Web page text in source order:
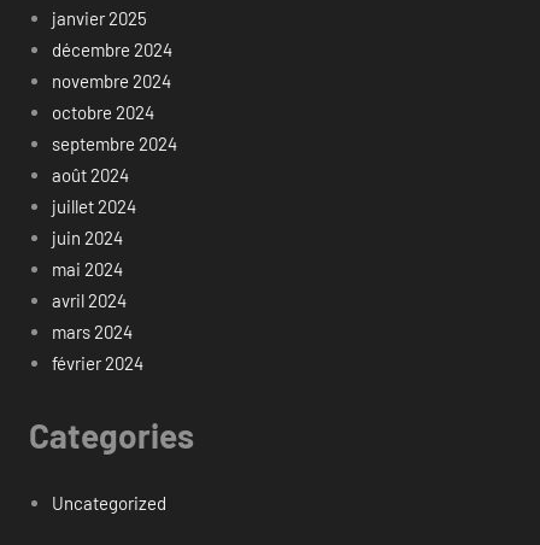
janvier 2025
décembre 2024
novembre 2024
octobre 2024
septembre 2024
août 2024
juillet 2024
juin 2024
mai 2024
avril 2024
mars 2024
février 2024
Categories
Uncategorized